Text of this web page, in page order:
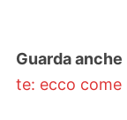
Guarda anche
te: ecco